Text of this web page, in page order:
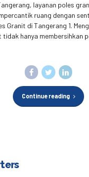
layanan poles
ruang dengan
Granit di Tangerang 1.
tidak hanya membersihkan
Continue reading